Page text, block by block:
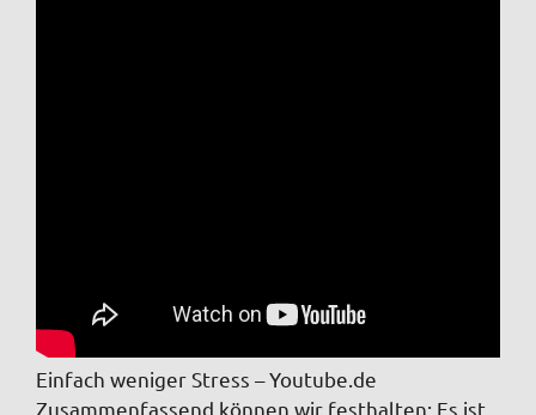
Einfach weniger Stress – Youtube.de
Zusammenfassend können wir festhalten: Es ist